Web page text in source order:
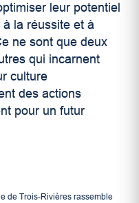
leur potentiel
à la réussite et à
ne sont que deux
qui incarnent
culture
des actions
pour un futur
de Trois-Rivières rassemble